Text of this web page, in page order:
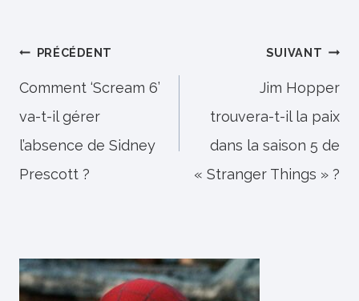
Navigation
de
l’article
PRÉCÉDENT
Comment ‘Scream 6’
va-t-il gérer
l’absence de Sidney
Prescott ?
SUIVANT
Jim Hopper
trouvera-t-il la paix
dans la saison 5 de
« Stranger Things » ?